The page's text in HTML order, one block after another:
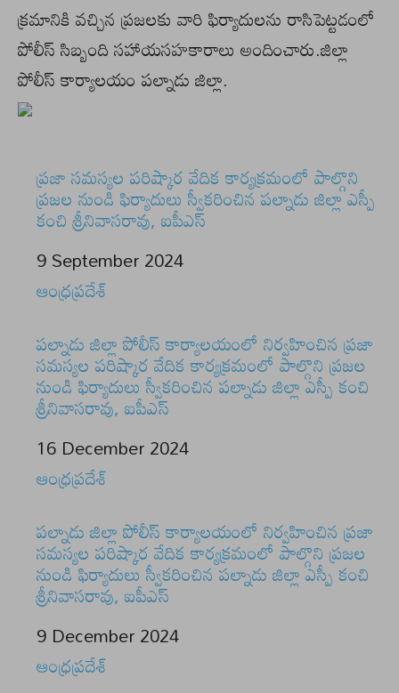
క్రమానికి వచ్చిన ప్రజలకు వారి ఫిర్యాదులను రాసిపెట్టడంలో
పోలీస్ సిబ్బంది సహాయసహకారాలు అందించారు.జిల్లా
పోలీస్ కార్యాలయం పల్నాడు జిల్లా.
ప్రజా సమస్యల పరిష్కార వేదిక కార్యక్రమంలో పాల్గొని
ప్రజల నుండి ఫిర్యాదులు స్వీకరించిన పల్నాడు జిల్లా ఎస్పీ
కంచి శ్రీనివాసరావు, ఐపీఎస్
Date
9 September 2024
In relation to
ఆంధ్రప్రదేశ్
పల్నాడు జిల్లా పోలీస్ కార్యాలయంలో నిర్వహించిన ప్రజా
సమస్యల పరిష్కార వేదిక కార్యక్రమంలో పాల్గొని ప్రజల
నుండి ఫిర్యాదులు స్వీకరించిన పల్నాడు జిల్లా ఎస్పీ కంచి
శ్రీనివాసరావు, ఐపీఎస్
Date
16 December 2024
In relation to
ఆంధ్రప్రదేశ్
పల్నాడు జిల్లా పోలీస్ కార్యాలయంలో నిర్వహించిన ప్రజా
సమస్యల పరిష్కార వేదిక కార్యక్రమంలో పాల్గొని ప్రజల
నుండి ఫిర్యాదులు స్వీకరించిన పల్నాడు జిల్లా ఎస్పీ కంచి
శ్రీనివాసరావు, ఐపీఎస్
Date
9 December 2024
In relation to
ఆంధ్రప్రదేశ్